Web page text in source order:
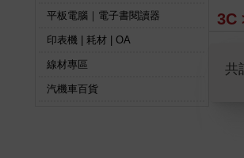
平板電腦｜電子書閱讀器
印表機 | 耗材 | OA
線材專區
汽機車百貨
3C
共